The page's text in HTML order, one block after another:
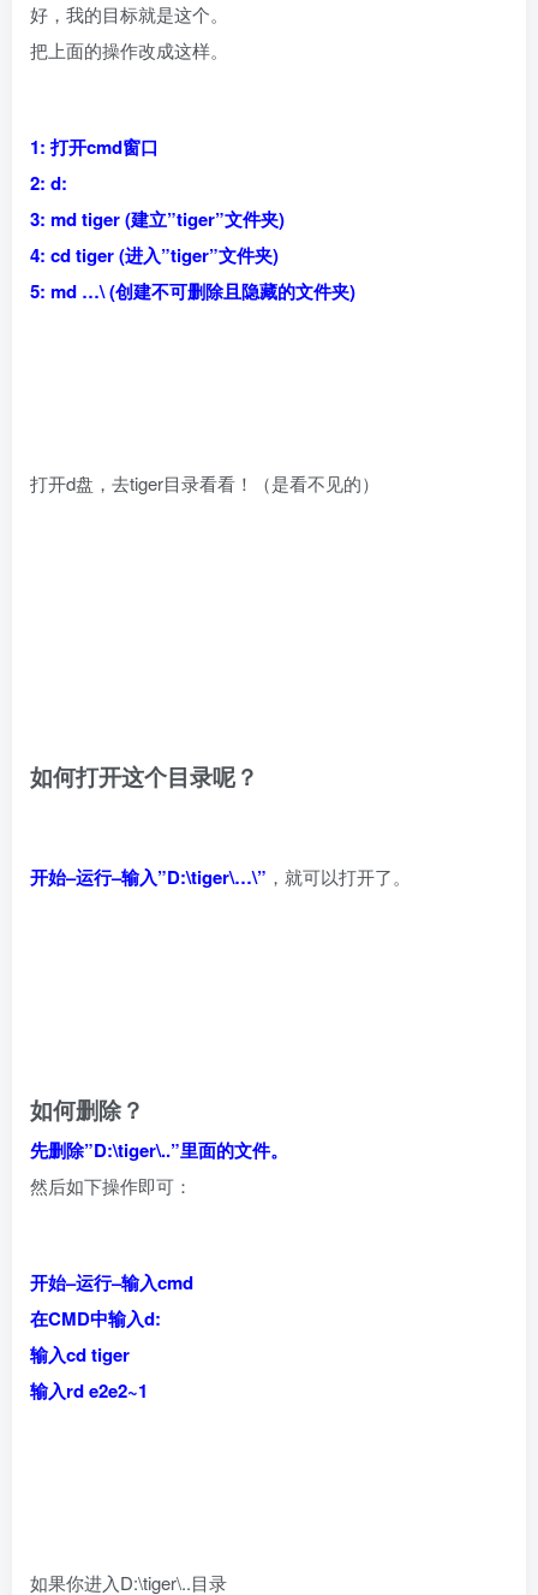
好，我的目标就是这个。
把上面的操作改成这样。
1: 打开cmd窗口
2: d:
3: md tiger (建立”tiger”文件夹)
4: cd tiger (进入”tiger”文件夹)
5: md …\ (创建不可删除且隐藏的文件夹)
打开d盘，去tiger目录看看！（是看不见的）
如何打开这个目录呢？
开始–运行–输入”D:\tiger\…\” ，就可以打开了。
如何删除？
先删除”D:\tiger\..”里面的文件。
然后如下操作即可：
开始–运行–输入cmd
在CMD中输入d:
输入cd tiger
输入rd e2e2~1
如果你进入D:\tiger\..目录